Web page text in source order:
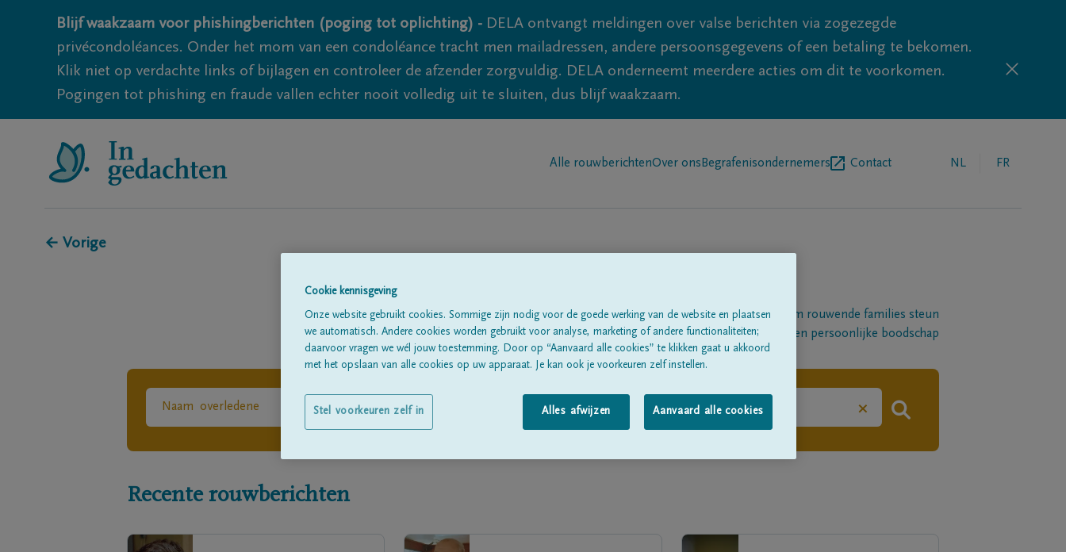
Blijf waakzaam voor phishingberichten (poging tot oplichting) - DELA ontvangt meldingen over valse berichten via zogezegde
privécondoléances. Onder het mom van een condoléance tracht men mailadressen, andere persoonsgegevens of een betaling te bekomen.
Klik niet op verdachte links of bijlagen en controleer de afzender zorgvuldig. DELA onderneemt meerdere acties om dit te voorkomen.
Pogingen tot phishing en fraude vallen echter nooit volledig uit te sluiten, dus blijf waakzaam.
Alle rouwberichtenOver ons Begrafenisondernemers Contact NL FR
← Vorige
Een platform om rouwende families steun
te betuigen met een persoonlijke boodschap
×
Recente rouwberichten
Cookie kennisgeving
Onze website gebruikt cookies. Sommige zijn nodig voor de goede werking van de website en plaatsen
we automatisch. Andere cookies worden gebruikt voor analyse, marketing of andere functionaliteiten;
daarvoor vragen we wél jouw toestemming. Door op “Aanvaard alle cookies” te klikken gaat u akkoord
met het opslaan van alle cookies op uw apparaat. Je kan ook je voorkeuren zelf instellen.
Alles afwijzen Aanvaard alle cookies
Stel voorkeuren zelf in